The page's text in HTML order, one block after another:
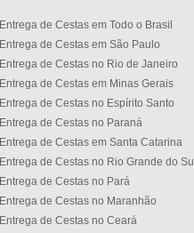
Entrega de Cestas em Todo o Brasil
Entrega de Cestas em São Paulo
Entrega de Cestas no Rio de Janeiro
Entrega de Cestas em Minas Gerais
Entrega de Cestas no Espírito Santo
Entrega de Cestas no Paran
Entrega de Cestas em Santa Catarina
Entrega de Cestas no Rio Grande do Sul
Entrega de Cestas no Par
Entrega de Cestas no Maranhão
Entrega de Cestas no Cear